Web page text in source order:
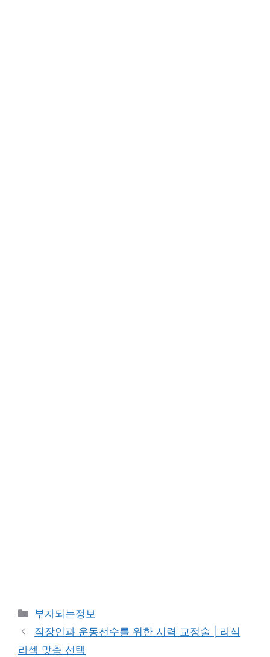
카
테
부자되는정보
직장인과 운동선수를 위한 시력 교정술 | 라식
라섹 맞춤 선택